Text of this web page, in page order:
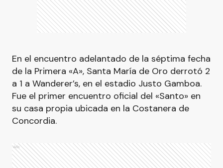
En el encuentro adelantado de la séptima fecha
de la Primera «A», Santa María de Oro derrotó 2
a 1 a Wanderer’s, en el estadio Justo Gamboa.
Fue el primer encuentro oficial del «Santo» en
su casa propia ubicada en la Costanera de
Concordia.
Ads